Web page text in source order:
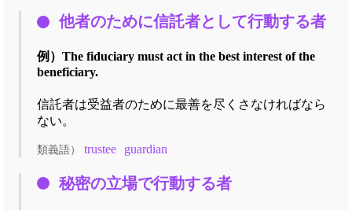
他者のために信託者として行動する者
例） The fiduciary must act in the best interest of the
beneficiary.
信託者は受益者のために最善を尽くさなければなら
ない。
類義語） trustee guardian
秘密の立場で行動する者